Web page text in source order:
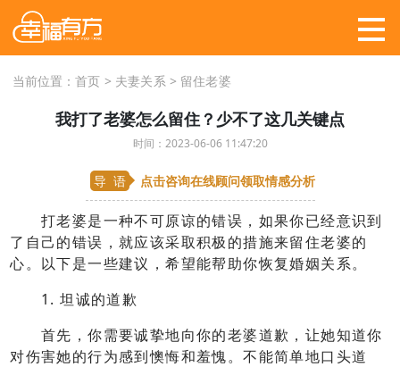
当前位置： 首页 > 夫妻关系 > 留住老婆
我打了老婆怎么留住？少不了这几关键点
时间：2023-06-06 11:47:20
导 语 点击咨询在线顾问领取情感分析
打老婆是一种不可原谅的错误，如果你已经意识到
了自己的错误，就应该采取积极的措施来留住老婆的
心。以下是一些建议，希望能帮助你恢复婚姻关系。
1. 坦诚的道歉
首先，你需要诚挚地向你的老婆道歉，让她知道你
对伤害她的行为感到懊悔和羞愧。不能简单地口头道